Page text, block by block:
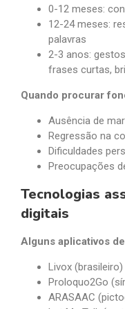
0-12 meses:
12-24 meses:
palavras
2-3 anos:
frases curtas,
Quando procurar
Ausência de
Regressão na
Dificuldades
Preocupações
Tecnologias
digitais
Alguns aplicativos
Livox (brasileiro)
Proloquo2Go
ARASAAC